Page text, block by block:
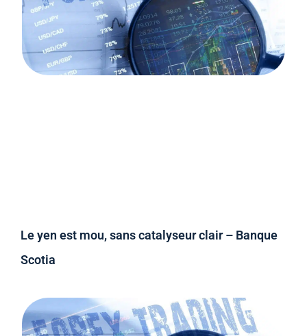
Le yen est mou, sans catalyseur clair – Banque
Scotia